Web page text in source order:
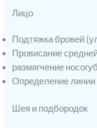
Лицо
Подтяжка бровей
Провисание
размягчение
Определение
Шея и подбородок